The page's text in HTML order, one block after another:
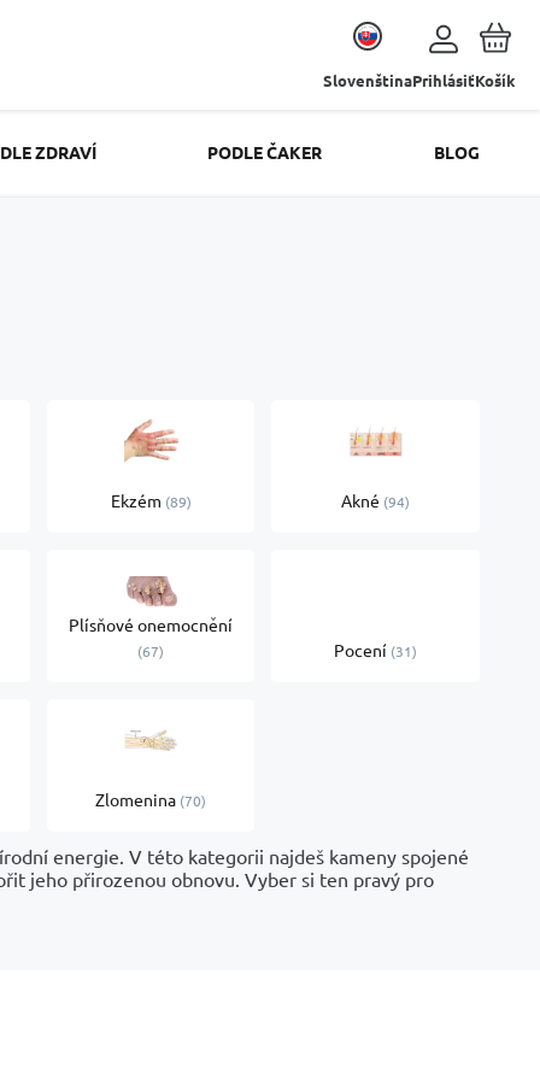
SlovenštinaPrihlásiťKošík
ZDRAVÍ PODLE ČAKER BLOG
energie. V této kategorii najdeš kameny spojené
jeho přirozenou obnovu. Vyber si ten pravý pro
Ekzém 89 Akné 94
Plísňové onemocnění
67 Pocení 31
Zlomenina 70